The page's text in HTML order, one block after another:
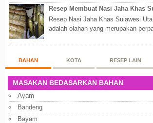
Resep Membuat Nasi Jaha Khas
Resep Nasi Jaha Khas Sulawesi
adalah olahan yang merupakan
BAHAN KOTA RESEP LAIN
MASAKAN BEDASARKAN BAHAN
Ayam
Bandeng
Bayam